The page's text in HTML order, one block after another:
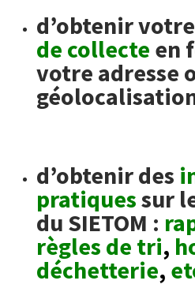
d’obtenir votre
de collecte en
votre adresse
d’obtenir des
pratiquessur
du SIETOM :
règles de tri,
déchetterie,